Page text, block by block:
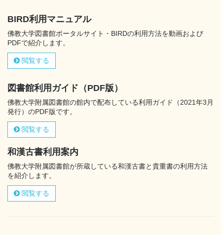
BIRD利用マニュアル
佛教大学図書館ポータルサイト・BIRDの利用方法を動画および
PDFで紹介します。
閲覧する
図書館利用ガイド（PDF版）
佛教大学附属図書館の館内で配布している利用ガイド（2021年3月
発行）のPDF版です。
閲覧する
和漢古書利用案内
佛教大学附属図書館が所蔵している和漢古書と貴重書の利用方法
を紹介します。
閲覧する